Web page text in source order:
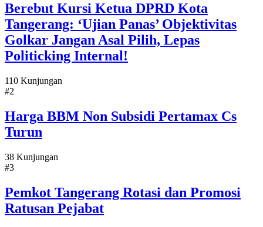
Berebut Kursi Ketua DPRD Kota
Tangerang: ‘Ujian Panas’ Objektivitas
Golkar Jangan Asal Pilih, Lepas
Politicking Internal!
110 Kunjungan
#2
Harga BBM Non Subsidi Pertamax Cs
Turun
38 Kunjungan
#3
Pemkot Tangerang Rotasi dan Promosi
Ratusan Pejabat